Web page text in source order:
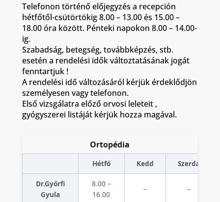
Telefonon történő előjegyzés a recepción
hétfőtől-csütörtökig 8.00 – 13.00 és 15.00 –
18.00 óra között. Pénteki napokon 8.00 – 14.00-
ig.
Szabadság, betegség, továbbképzés, stb.
esetén a rendelési idők változtatásának jogát
fenntartjuk !
A rendelési idő változásáról kérjük érdeklődjön
személyesen vagy telefonon.
Első vizsgálatra előző orvosi leleteit ,
gyógyszerei listáját kérjük hozza magával.
Ortopédia
Hétfő Kedd Szerda
Dr.Győrfi
Gyula
8.00 –
16.00
– –